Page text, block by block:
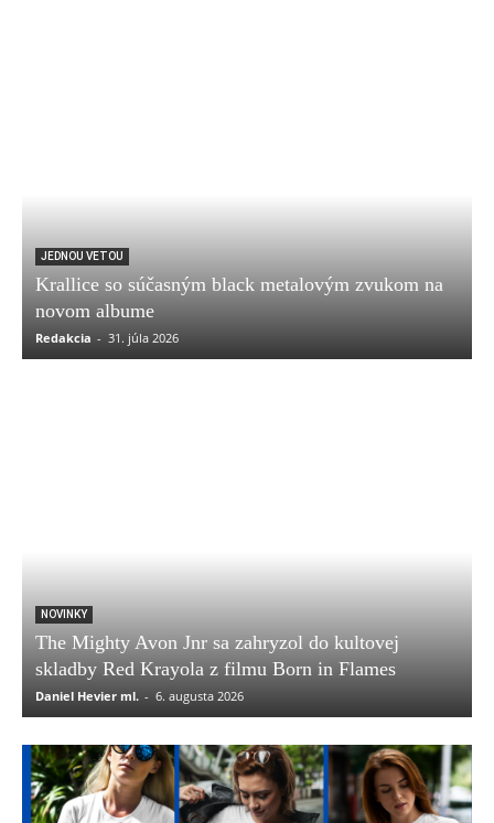
JEDNOU VETOU
Krallice so súčasným black metalovým zvukom na
novom albume
Redakcia - 31. júla 2026
NOVINKY
The Mighty Avon Jnr sa zahryzol do kultovej
skladby Red Krayola z filmu Born in Flames
Daniel Hevier ml. - 6. augusta 2026